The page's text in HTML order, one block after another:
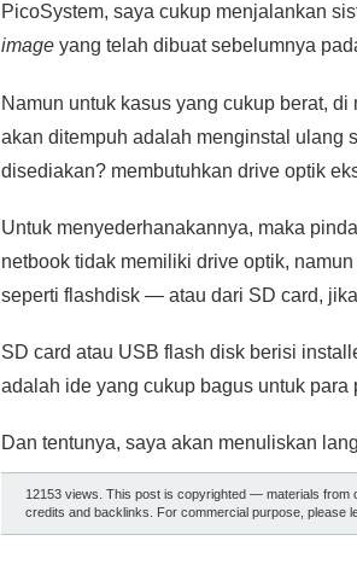
PicoSystem, saya cukup menjalankan
image yang telah dibuat sebelumnya
Namun untuk kasus yang cukup berat, di
akan ditempuh adalah menginstal ulang
disediakan? membutuhkan drive optik
Untuk menyederhanakannya, maka
netbook tidak memiliki drive optik,
seperti flashdisk — atau dari SD card,
SD card atau USB flash disk berisi
adalah ide yang cukup bagus untuk
Dan tentunya, saya akan menuliskan
12153 views. This post is copyrighted — materials from
credits and backlinks. For commercial purpose, please